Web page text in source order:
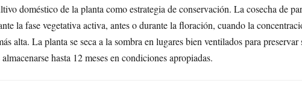
doméstico de la planta como estrategia de conservación. La cosecha de
la fase vegetativa activa, antes o durante la floración, cuando la
alta. La planta se seca a la sombra en lugares bien ventilados para preservar
hasta 12 meses en condiciones apropiadas.